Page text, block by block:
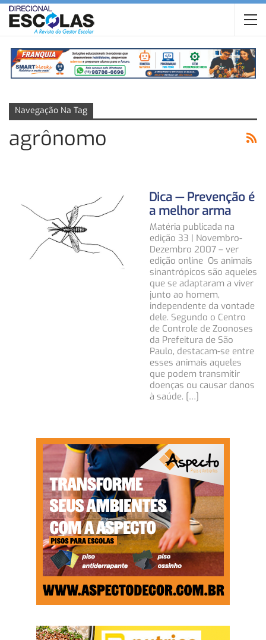
Navegação Na Tag
agrônomo
Dica — Prevenção é
a melhor arma
Matéria publicada na
edição 33 | Novembro-
Dezembro 2007 – ver
edição online Os animais
sinantrópicos são aqueles
que se adaptaram a viver
junto ao homem,
independente da vontade
dele. Segundo o Centro
de Controle de Zoonoses
da Prefeitura de São
Paulo, destacam-se entre
esses animais aqueles
que podem transmitir
doenças ou causar danos
à saúde. […]